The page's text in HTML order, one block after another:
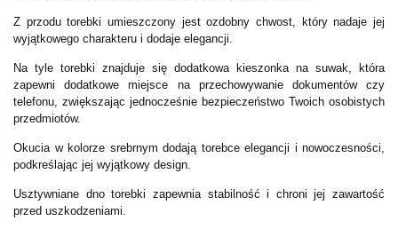
Z przodu torebki umieszczony jest ozdobny chwost, który nadaje jej
wyjątkowego charakteru i dodaje elegancji.
Na tyle torebki znajduje się dodatkowa kieszonka na suwak, która
zapewni dodatkowe miejsce na przechowywanie dokumentów czy
telefonu, zwiększając jednocześnie bezpieczeństwo Twoich osobistych
przedmiotów.
Okucia w kolorze srebrnym dodają torebce elegancji i nowoczesności,
podkreślając jej wyjątkowy design.
Usztywniane dno torebki zapewnia stabilność i chroni jej zawartość
przed uszkodzeniami.